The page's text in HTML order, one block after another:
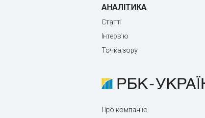
АНАЛІТИКА
Статті
Інтерв'ю
Точка зору
Про компанію